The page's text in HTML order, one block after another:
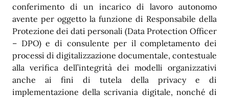
conferimento di un incarico di lavoro autonomo
avente per oggetto la funzione di Responsabile della
Protezione dei dati personali (Data Protection Officer
– DPO) e di consulente per il completamento dei
processi di digitalizzazione documentale, contestuale
alla verifica dell’integrità dei modelli organizzativi
anche ai fini di tutela della privacy e di
implementazione della scrivania digitale, nonché di